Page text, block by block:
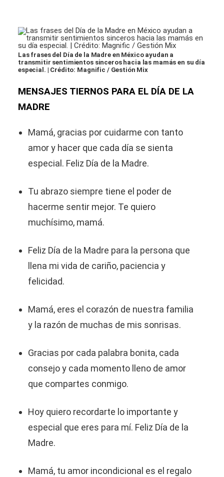
Las frases del Día de la Madre en México ayudan a
transmitir sentimientos sinceros hacia las mamás en su día
especial. | Crédito: Magnific / Gestión Mix
MENSAJES TIERNOS PARA EL DÍA DE LA
MADRE
Mamá, gracias por cuidarme con tanto
amor y hacer que cada día se sienta
especial. Feliz Día de la Madre.
Tu abrazo siempre tiene el poder de
hacerme sentir mejor. Te quiero
muchísimo, mamá.
Feliz Día de la Madre para la persona que
llena mi vida de cariño, paciencia y
felicidad.
Mamá, eres el corazón de nuestra familia
y la razón de muchas de mis sonrisas.
Gracias por cada palabra bonita, cada
consejo y cada momento lleno de amor
que compartes conmigo.
Hoy quiero recordarte lo importante y
especial que eres para mí. Feliz Día de la
Madre.
Mamá, tu amor incondicional es el regalo